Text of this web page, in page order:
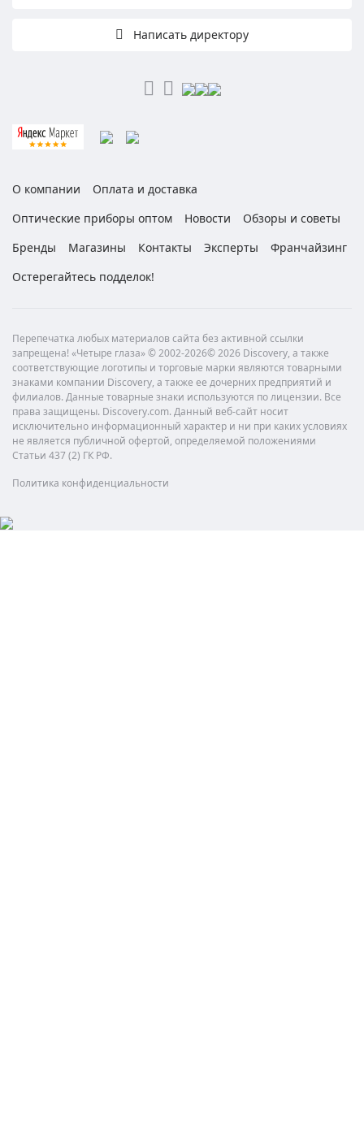
Написать директору
О компании
Оплата и доставка
Оптические приборы оптом
Новости
Обзоры и советы
Бренды
Магазины Контакты Эксперты
Франчайзинг
Остерегайтесь подделок!
Перепечатка любых материалов сайта без активной ссылки
запрещена! «Четыре глаза» © 2002-2026© 2026 Discovery, а также
соответствующие логотипы и торговые марки являются товарными
знаками компании Discovery, а также ее дочерних предприятий и
филиалов. Данные товарные знаки используются по лицензии. Все
права защищены. Discovery.com. Данный веб-сайт носит
исключительно информационный характер и ни при каких условиях
не является публичной офертой, определяемой положениями
Статьи 437 (2) ГК РФ.
Политика конфиденциальности